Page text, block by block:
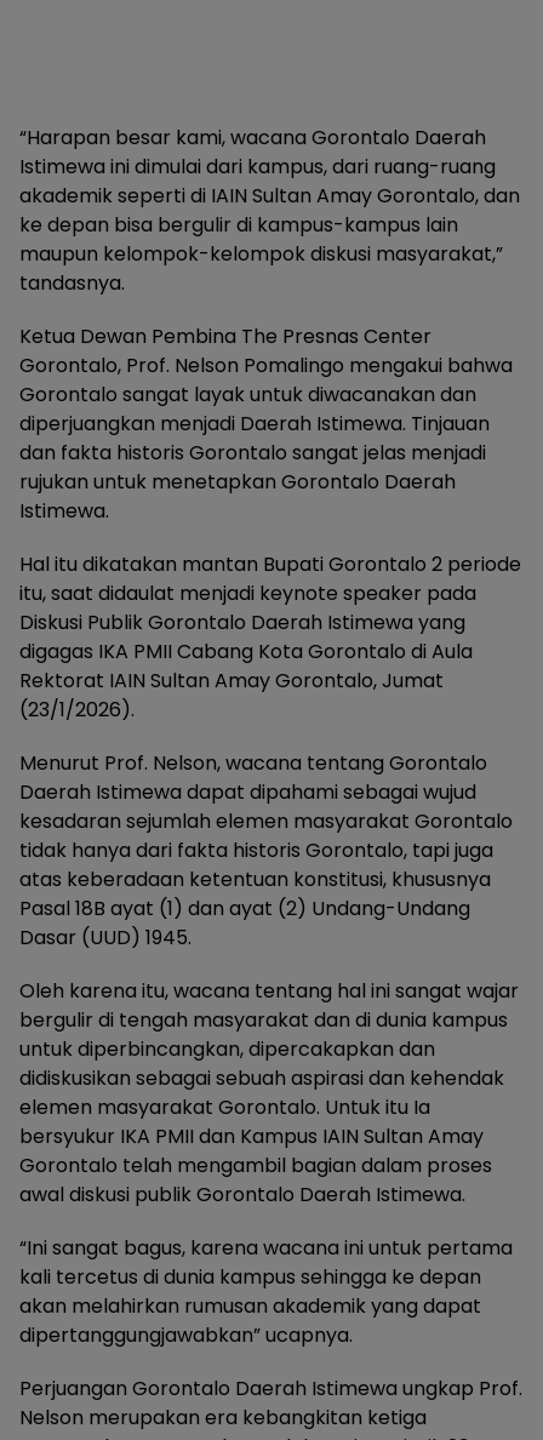
“Harapan besar kami, wacana Gorontalo Daerah
Istimewa ini dimulai dari kampus, dari ruang-ruang
akademik seperti di IAIN Sultan Amay Gorontalo, dan
ke depan bisa bergulir di kampus-kampus lain
maupun kelompok-kelompok diskusi masyarakat,”
tandasnya.
Ketua Dewan Pembina The Presnas Center
Gorontalo, Prof. Nelson Pomalingo mengakui bahwa
Gorontalo sangat layak untuk diwacanakan dan
diperjuangkan menjadi Daerah Istimewa. Tinjauan
dan fakta historis Gorontalo sangat jelas menjadi
rujukan untuk menetapkan Gorontalo Daerah
Istimewa.
Hal itu dikatakan mantan Bupati Gorontalo 2 periode
itu, saat didaulat menjadi keynote speaker pada
Diskusi Publik Gorontalo Daerah Istimewa yang
digagas IKA PMII Cabang Kota Gorontalo di Aula
Rektorat IAIN Sultan Amay Gorontalo, Jumat
(23/1/2026).
Menurut Prof. Nelson, wacana tentang Gorontalo
Daerah Istimewa dapat dipahami sebagai wujud
kesadaran sejumlah elemen masyarakat Gorontalo
tidak hanya dari fakta historis Gorontalo, tapi juga
atas keberadaan ketentuan konstitusi, khususnya
Pasal 18B ayat (1) dan ayat (2) Undang-Undang
Dasar (UUD) 1945.
Oleh karena itu, wacana tentang hal ini sangat wajar
bergulir di tengah masyarakat dan di dunia kampus
untuk diperbincangkan, dipercakapkan dan
didiskusikan sebagai sebuah aspirasi dan kehendak
elemen masyarakat Gorontalo. Untuk itu Ia
bersyukur IKA PMII dan Kampus IAIN Sultan Amay
Gorontalo telah mengambil bagian dalam proses
awal diskusi publik Gorontalo Daerah Istimewa.
“Ini sangat bagus, karena wacana ini untuk pertama
kali tercetus di dunia kampus sehingga ke depan
akan melahirkan rumusan akademik yang dapat
dipertanggungjawabkan” ucapnya.
Perjuangan Gorontalo Daerah Istimewa ungkap Prof.
Nelson merupakan era kebangkitan ketiga